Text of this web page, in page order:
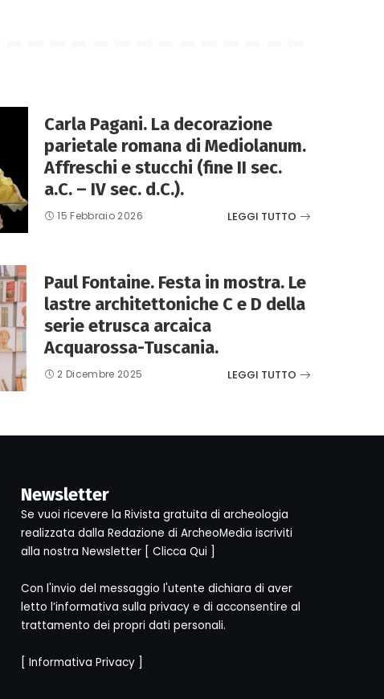
Carla Pagani. La decorazione
parietale romana di Mediolanum.
Affreschi e stucchi (fine II sec.
a.C. – IV sec. d.C.).
15 Febbraio 2026 LEGGI TUTTO
Paul Fontaine. Festa in mostra. Le
lastre architettoniche C e D della
serie etrusca arcaica
Acquarossa-Tuscania.
2 Dicembre 2025 LEGGI TUTTO
Newsletter
Se vuoi ricevere la Rivista gratuita di archeologia
realizzata dalla Redazione di ArcheoMedia iscriviti
alla nostra Newsletter [ Clicca Qui ]
Con l'invio del messaggio l'utente dichiara di aver
letto l’informativa sulla privacy e di acconsentire al
trattamento dei propri dati personali.
[ Informativa Privacy]